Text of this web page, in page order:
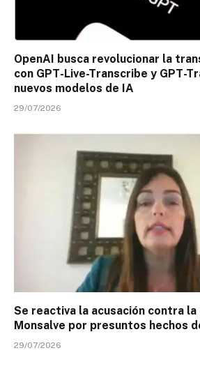
OpenAI busca revolucionar la
con GPT-Live-Transcribe y GPT-
nuevos modelos de IA
29/07/2026
Se reactiva la acusación contra
Monsalve por presuntos hechos
29/07/2026